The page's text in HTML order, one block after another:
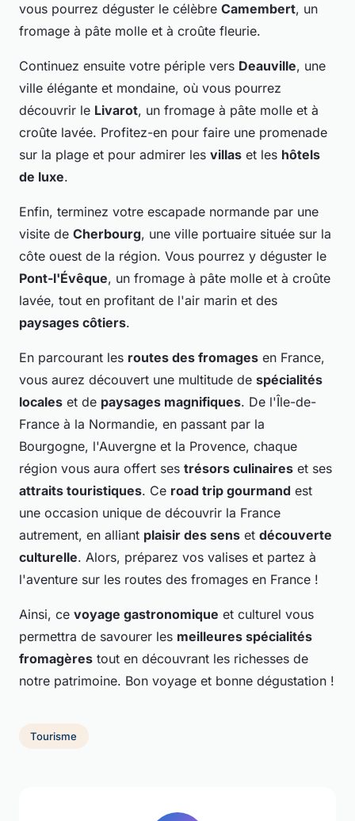
vous pourrez déguster le célèbre Camembert, un
fromage à pâte molle et à croûte fleurie.
Continuez ensuite votre périple vers Deauville, une
ville élégante et mondaine, où vous pourrez
découvrir le Livarot, un fromage à pâte molle et à
croûte lavée. Profitez-en pour faire une promenade
sur la plage et pour admirer les villas et les hôtels
de luxe.
Enfin, terminez votre escapade normande par une
visite de Cherbourg, une ville portuaire située sur la
côte ouest de la région. Vous pourrez y déguster le
Pont-l'Évêque, un fromage à pâte molle et à croûte
lavée, tout en profitant de l'air marin et des
paysages côtiers.
En parcourant les routes des fromages en France,
vous aurez découvert une multitude de spécialités
locales et de paysages magnifiques. De l'Île-de-
France à la Normandie, en passant par la
Bourgogne, l'Auvergne et la Provence, chaque
région vous aura offert ses trésors culinaires et ses
attraits touristiques. Ce road trip gourmand est
une occasion unique de découvrir la France
autrement, en alliant plaisir des sens et découverte
culturelle. Alors, préparez vos valises et partez à
l'aventure sur les routes des fromages en France !
Ainsi, ce voyage gastronomique et culturel vous
permettra de savourer les meilleures spécialités
fromagères tout en découvrant les richesses de
notre patrimoine. Bon voyage et bonne dégustation !
Tourisme